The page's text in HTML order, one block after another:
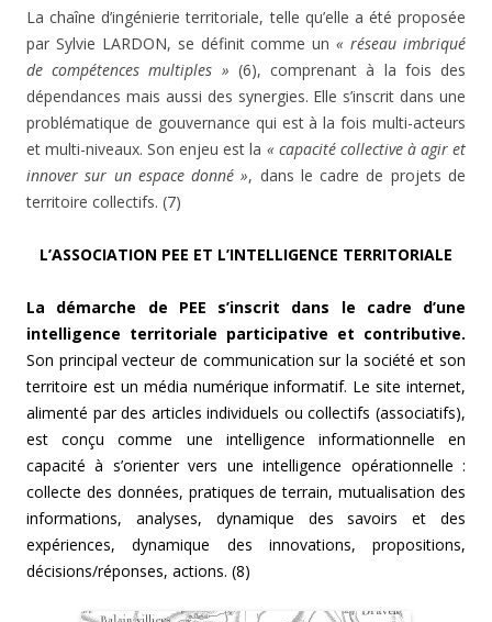
La chaîne d’ingénierie territoriale, telle qu’elle a été proposée
par Sylvie LARDON, se définit comme un« réseau imbriqué
de compétences multiples » (6), comprenant à la fois des
dépendances mais aussi des synergies. Elle s’inscrit dans une
problématique de gouvernance qui est à la fois multi-acteurs
et multi-niveaux. Son enjeu est la « capacité collective à agir et
innover sur un espace donné », dans le cadre de projets de
territoire collectifs. (7)
L’ASSOCIATION PEE ET L’INTELLIGENCE TERRITORIALE
La démarche de PEE s’inscrit dans le cadre d’une
intelligence territoriale participative et contributive.
Son principal vecteur de communication sur la société et son
territoire est un média numérique informatif. Le site internet,
alimenté par des articles individuels ou collectifs (associatifs),
est conçu comme une intelligence informationnelle en
capacité à s’orienter vers une intelligence opérationnelle :
collecte des données, pratiques de terrain, mutualisation des
informations, analyses, dynamique des savoirs et des
expériences, dynamique des innovations, propositions,
décisions/réponses, actions. (8)